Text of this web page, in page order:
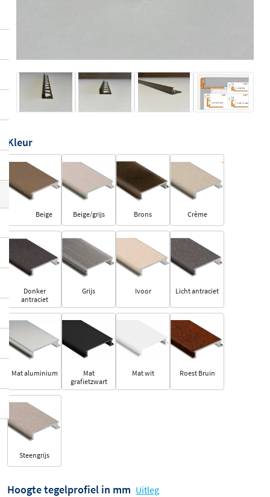
Kleur
Beige Beige/grijs Brons Crème
Donker
antraciet
Grijs Ivoor Licht antraciet
Mat aluminium
Mat
grafietzwart
Mat wit Roest Bruin
Steengrijs
Hoogte tegelprofiel in mm Uitleg